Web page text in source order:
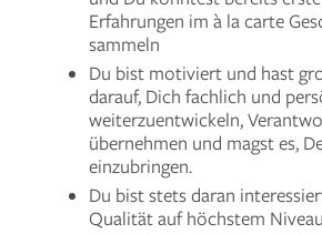
Erfahrungen im à la carte
sammeln
Du bist motiviert und hast
darauf, Dich fachlich und
weiterzuentwickeln,
übernehmen und magst es,
einzubringen.
Du bist stets daran
Qualität auf höchstem